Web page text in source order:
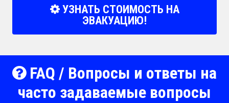
УЗНАТЬ СТОИМОСТЬ НА
ЭВАКУАЦИЮ!
FAQ / Вопросы и ответы на
часто задаваемые вопросы